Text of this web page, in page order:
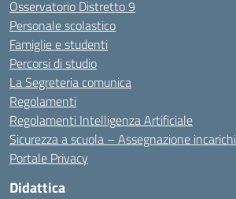
Osservatorio Distretto 9
Personale scolastico
Famiglie e studenti
Percorsi di studio
La Segreteria comunica
Regolamenti
Regolamenti Intelligenza Artificiale
Sicurezza a scuola – Assegnazione incarichi
Portale Privacy
Didattica